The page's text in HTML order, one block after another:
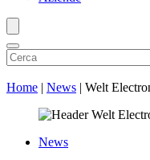
Home | News | Welt
News